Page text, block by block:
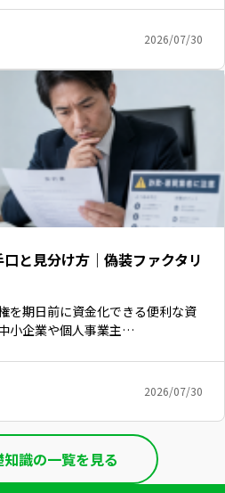
2026/07/30
と見分け方｜偽装ファクタリ
を期日前に資金化できる便利な資
小企業や個人事業主…
2026/07/30
識の一覧を見る
無料登録